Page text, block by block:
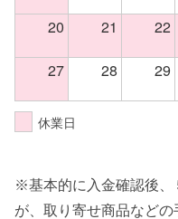
20 21 22
27 28 29
休業日
※基本的に入金確認後、
が、取り寄せ商品など